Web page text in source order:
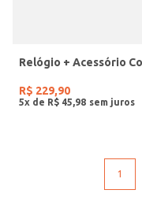
R$ 229,90
5x de R$ 45 98
1